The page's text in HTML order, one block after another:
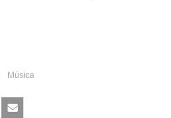
Música